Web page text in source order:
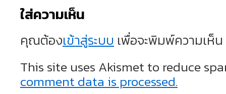
ใส่ความเห็น
คุณต้องเข้าสู่ระบบ เพื่อจะพิมพ์ความเห็น
This site uses Akismet to reduce
comment data is processed.